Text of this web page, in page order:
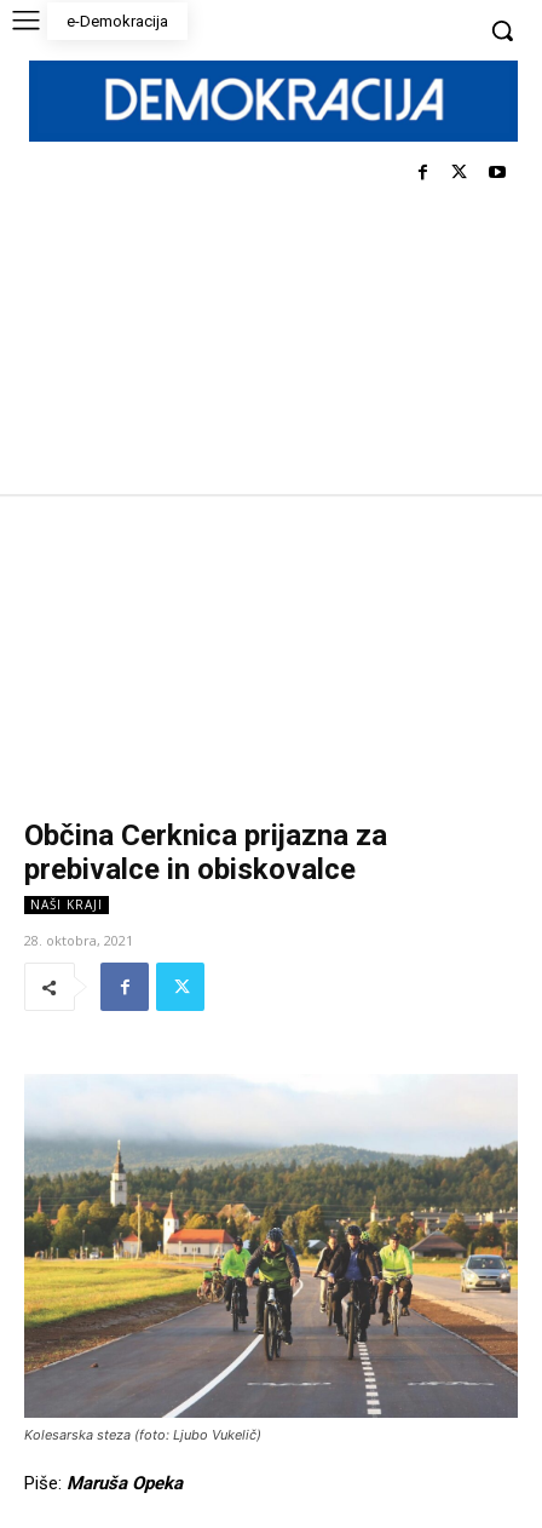
e-Demokracija
Občina Cerknica prijazna za
prebivalce in obiskovalce
NAŠI KRAJI
28. oktobra, 2021
Kolesarska steza (foto: Ljubo Vukelič)
Piše: Maruša Opeka